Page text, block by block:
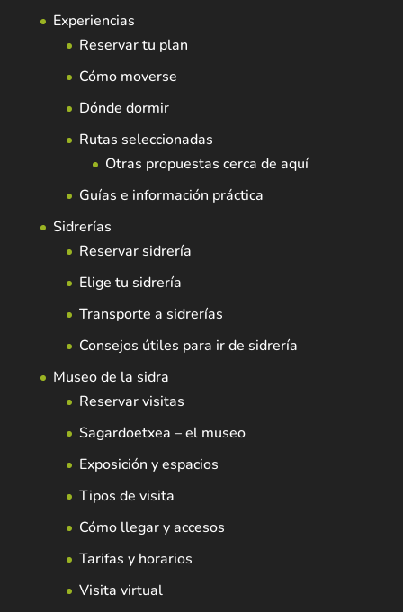
Experiencias
Reservar tu plan
Cómo moverse
Dónde dormir
Rutas seleccionadas
Otras propuestas cerca de aquí
Guías e información práctica
Sidrerías
Reservar sidrería
Elige tu sidrería
Transporte a sidrerías
Consejos útiles para ir de sidrería
Museo de la sidra
Reservar visitas
Sagardoetxea – el museo
Exposición y espacios
Tipos de visita
Cómo llegar y accesos
Tarifas y horarios
Visita virtual